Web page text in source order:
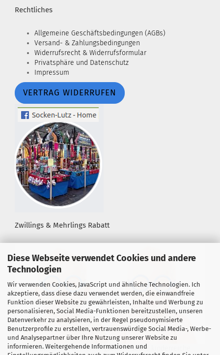
Diese Webseite verwendet Cookies und andere
Technologien
Wir verwenden Cookies, JavaScript und ähnliche Technologien. Ich
akzeptiere, dass diese dazu verwendet werden, die einwandfreie
Funktion dieser Website zu gewährleisten, Inhalte und Werbung zu
personalisieren, Social Media-Funktionen bereitzustellen, unseren
Datenverkehr zu analysieren, in der Regel pseudonymisierte
Benutzerprofile zu erstellen, vertrauenswürdige Social Media-, Werbe-
und Analysepartner über Ihre Nutzung unserer Website zu
informieren. Weitergehende Informationen und
Rechtliches
Allgemeine Geschäftsbedingungen (AGBs)
Versand- & Zahlungsbedingungen
Widerrufsrecht & Widerrufsformular
Privatsphäre und Datenschutz
Impressum
VERTRAG WIDERRUFEN
Zwillings & Mehrlings Rabatt
Für alle Zwillings- &, Mehrlingseltern sowie kinderreiche